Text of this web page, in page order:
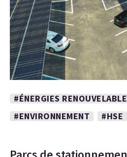
#ÉNERGIES
#ENVIRONNEMENT
#HSE